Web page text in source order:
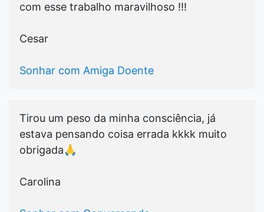
com esse trabalho maravilhoso !!!
Cesar
Sonhar com Amiga Doente
Tirou um peso da minha consciência, já
estava pensando coisa errada kkkk muito
obrigada🙏
Carolina